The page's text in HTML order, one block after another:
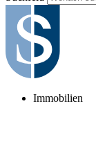
Immobilien